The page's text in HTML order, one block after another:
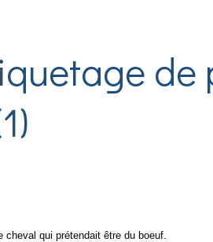
qui prétendait être du boeuf.